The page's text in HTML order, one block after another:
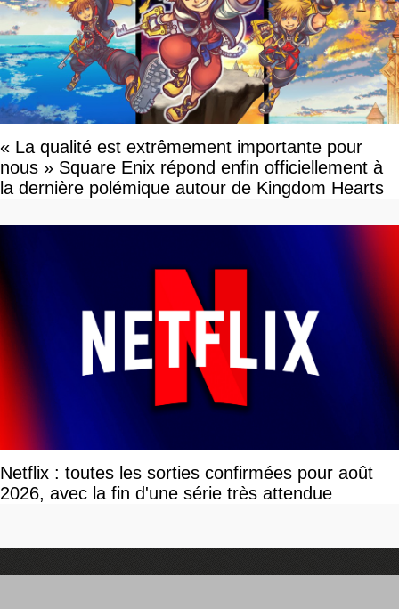
« La qualité est extrêmement importante pour
nous » Square Enix répond enfin officiellement à
la dernière polémique autour de Kingdom Hearts
Netflix : toutes les sorties confirmées pour août
2026, avec la fin d'une série très attendue